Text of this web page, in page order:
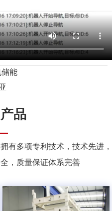
储能
品
有多项专利技术，技术先进，
，质量保证体系完善